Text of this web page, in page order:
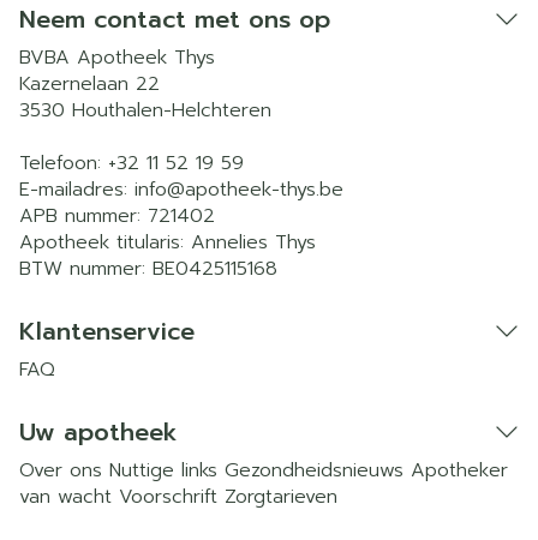
Neem contact met ons op
BVBA Apotheek Thys
Kazernelaan 22
3530 Houthalen-Helchteren
Telefoon: +32 11 52 19 59
E-mailadres: info@apotheek-thys.be
APB nummer: 721402
Apotheek titularis: Annelies Thys
BTW nummer: BE0425115168
Klantenservice
FAQ
Uw apotheek
Over ons Nuttige links Gezondheidsnieuws Apotheker
van wacht Voorschrift Zorgtarieven